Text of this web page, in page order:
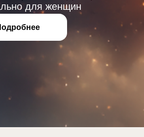
для женщин